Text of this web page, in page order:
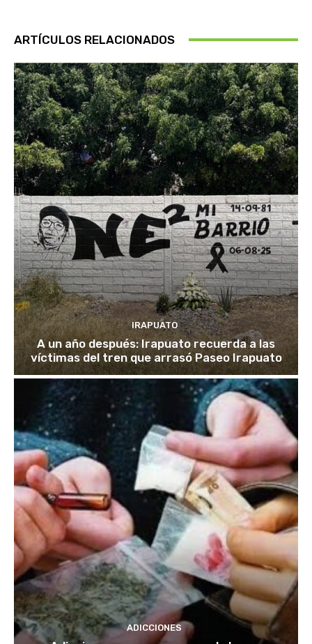
ARTÍCULOS RELACIONADOS
IRAPUATO
A un año después: Irapuato recuerda a las
víctimas del tren que arrasó Paseo Irapuato
ADICCIONES